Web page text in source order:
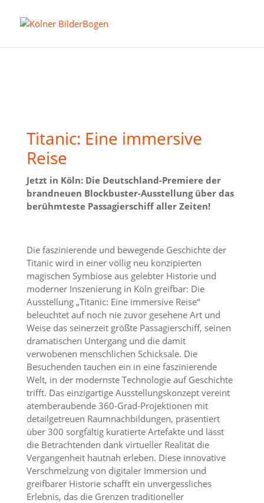
Titanic: Eine immersive
Reise
Jetzt in Köln: Die Deutschland-Premiere der
brandneuen Blockbuster-Ausstellung über das
berühmteste Passagierschiff aller Zeiten!
Die faszinierende und bewegende Geschichte der
Titanic wird in einer völlig neu konzipierten
magischen Symbiose aus gelebter Historie und
moderner Inszenierung in Köln greifbar: Die
Ausstellung „Titanic: Eine immersive Reise“
beleuchtet auf noch nie zuvor gesehene Art und
Weise das seinerzeit größte Passagierschiff, seinen
dramatischen Untergang und die damit
verwobenen menschlichen Schicksale. Die
Besuchenden tauchen ein in eine faszinierende
Welt, in der modernste Technologie auf Geschichte
trifft. Das einzigartige Ausstellungskonzept vereint
atemberaubende 360-Grad-Projektionen mit
detailgetreuen Raumnachbildungen, präsentiert
über 300 sorgfältig kuratierte Artefakte und lässt
die Betrachtenden dank virtueller Realität die
Vergangenheit hautnah erleben. Diese innovative
Verschmelzung von digitaler Immersion und
greifbarer Historie schafft ein unvergessliches
Erlebnis, das die Grenzen traditioneller